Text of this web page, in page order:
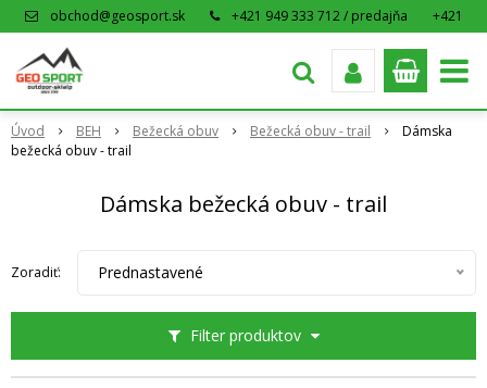
obchod@geosport.sk +421 949 333 712 / predajňa
+421
Úvod BEH Bežecká obuv Bežecká obuv - trail
Dámska
bežecká obuv - trail
Dámska bežecká obuv - trail
Filter produktov
Zoradiť: Prednastavené